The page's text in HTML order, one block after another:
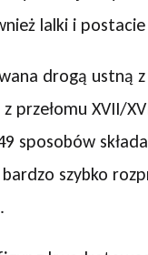
lalki i
drogą ustną
XVII/
sposobów
szybko